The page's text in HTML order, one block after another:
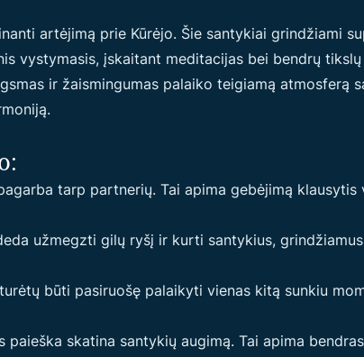
artėjimą prie Kūrėjo. Šie santykiai grindžiami
vystymasis, įskaitant meditacijas bei bendrų
ir žaismingumas palaiko teigiamą atmosferą
tarp partnerių. Tai apima gebėjimą klausytis
užmegzti gilų ryšį ir kurti santykius,
būti pasiruošę palaikyti vienas kitą sunkiu
skatina santykių augimą. Tai apima